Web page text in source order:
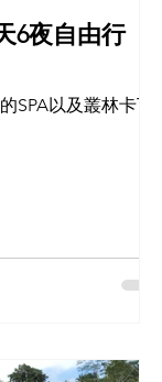
6夜自由行
SPA以及叢林卡丁